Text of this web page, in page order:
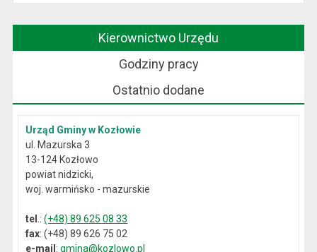
Kierownictwo Urzędu
Godziny pracy
Ostatnio dodane
Urząd Gminy w Kozłowie
ul. Mazurska 3
13-124 Kozłowo
powiat nidzicki,
woj. warmińsko - mazurskie
tel .:(+48) 89 625 08 33
fax: (+48) 89 626 75 02
e-mail:gmina@kozlowo.pl